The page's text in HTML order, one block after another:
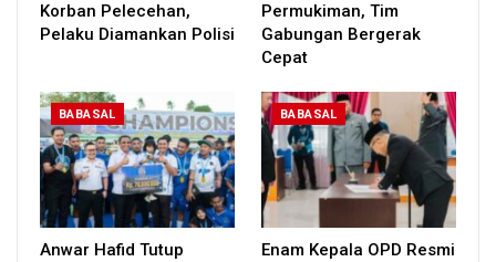
Korban Pelecehan,
Pelaku Diamankan Polisi
Permukiman, Tim
Gabungan Bergerak
Cepat
BABASAL
Anwar Hafid Tutup
BABASAL
Enam Kepala OPD Resmi